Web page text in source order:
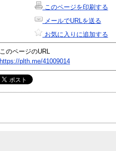
このページを印刷する
メールでURLを送る
お気に入りに追加する
このページのURL
https://plth.me/41009014